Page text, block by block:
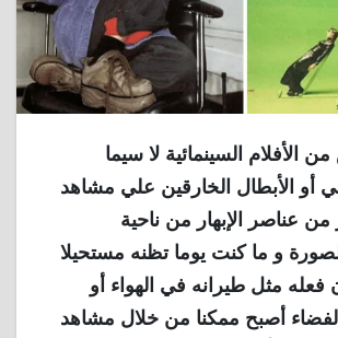
الأفلام السينمائية لا سيما
أو الأبطال الخارقين علي مشاهد
من عناصر الإبهار من ناحية
و ما كنت يوما تظنه مستحيلا
فعله مثل طيرانه في الهواء أو
أصبح ممكنا من خلال مشاهد